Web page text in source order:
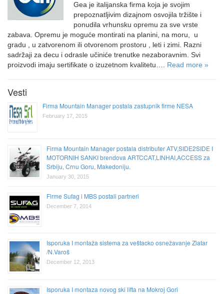
Gea je italijanska firma koja je svojim
prepoznatljivim dizajnom osvojila tržište i
ponudila vrhunsku opremu za sve vrste
zabava. Opremu je moguće montirati na planini, na moru, u
gradu , u zatvorenom ili otvorenom prostoru , leti i zimi. Razni
sadržaji za decu i odrasle učiniće trenutke nezaboravnim. Svi
proizvodi imaju sertifikate o izuzetnom kvalitetu…. Read more »
Vesti
Firma Mountain Manager postala zastupnik firme NESA
February 17, 2015
Firma Mountain Manager postala distributer ATV,SIDE2SIDE I
MOTORNIH SANKI brendova ARTCCAT,LINHAI,ACCESS za
Srbiju, Crnu Goru, Makedoniju.
January 30, 2015
Firme Sufag i MBS postali partneri
December 7, 2014
Isporuka I montaža sistema za veštacko osnežavanje Zlatar
/N.Varoš
December 12, 2013
Isporuka I montaza novog ski lifta na Mokroj Gori